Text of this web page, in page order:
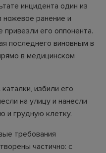
инцидента один из
ножевое ранение и
его оппонента.
последнего виновным в
в медицинском
избили его
на улицу и нанесли
и грудную клетку.
требования
частично: с